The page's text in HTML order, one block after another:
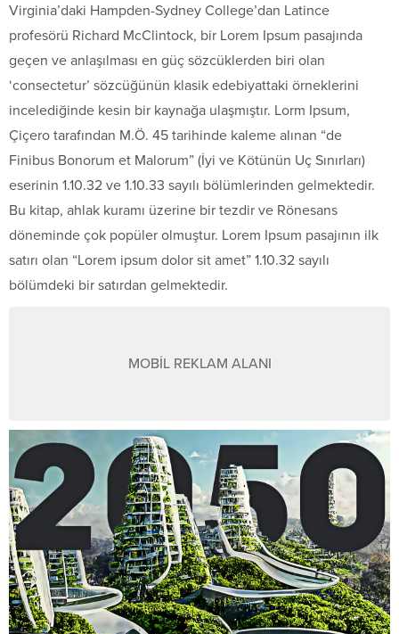
Virginia’daki Hampden-Sydney College’dan Latince
profesörü Richard McClintock, bir Lorem Ipsum pasajında
geçen ve anlaşılması en güç sözcüklerden biri olan
‘consectetur’ sözcüğünün klasik edebiyattaki örneklerini
incelediğinde kesin bir kaynağa ulaşmıştır. Lorm Ipsum,
Çiçero tarafından M.Ö. 45 tarihinde kaleme alınan “de
Finibus Bonorum et Malorum” (İyi ve Kötünün Uç Sınırları)
eserinin 1.10.32 ve 1.10.33 sayılı bölümlerinden gelmektedir.
Bu kitap, ahlak kuramı üzerine bir tezdir ve Rönesans
döneminde çok popüler olmuştur. Lorem Ipsum pasajının ilk
satırı olan “Lorem ipsum dolor sit amet” 1.10.32 sayılı
bölümdeki bir satırdan gelmektedir.
MOBİL REKLAM ALANI